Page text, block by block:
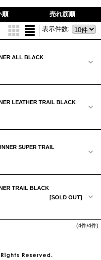
順
売れ筋順
表示件数:
ALL BLACK
LEATHER TRAIL BLACK
SUPER TRAIL
TRAIL BLACK
[SOLD OUT]
(4件/4件)